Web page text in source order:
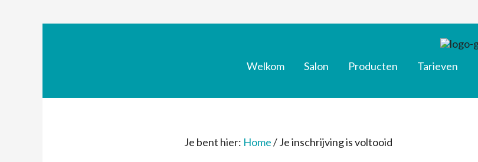
Welkom Salon Producten Tarieven
Je bent hier: Home/Je inschrijving is voltooid